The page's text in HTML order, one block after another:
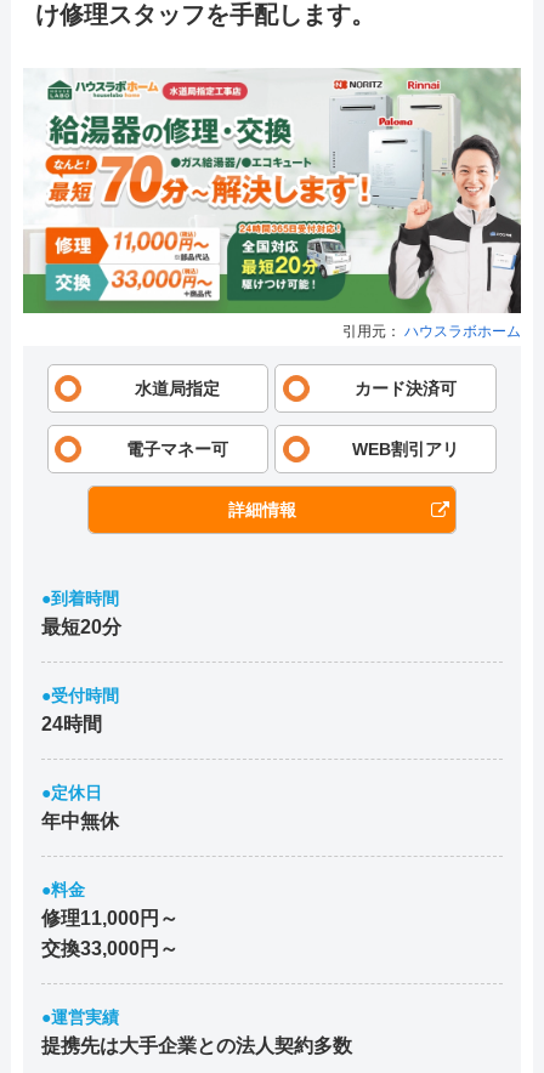
け修理スタッフを手配します。
引用元： ハウスラボホーム
水道局指定 カード決済可
電子マネー可 WEB割引アリ
詳細情報
●到着時間
最短20分
●受付時間
24時間
●定休日
年中無休
●料金
修理11,000円～
交換33,000円～
●運営実績
提携先は大手企業との法人契約多数